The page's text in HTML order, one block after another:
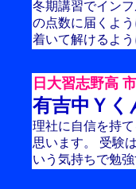
冬期講習でイン
の点数に届くよ
着いて解けるよう
日大習志野高
有吉中Ｙく
理社に自信を持
思います。 受験
いう気持ちで勉強